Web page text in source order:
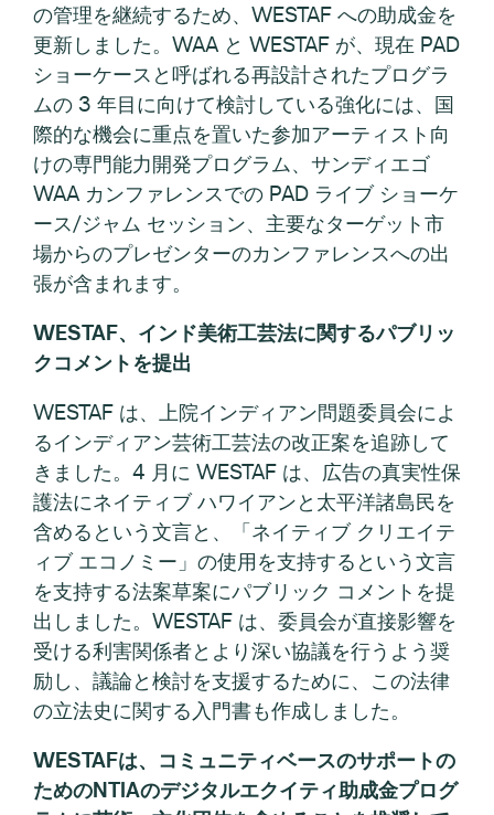
の管理を継続するため、WESTAF への助成金を
更新しました。WAA と WESTAF が、現在 PAD
ショーケースと呼ばれる再設計されたプログラ
ムの 3 年目に向けて検討している強化には、国
際的な機会に重点を置いた参加アーティスト向
けの専門能力開発プログラム、サンディエゴ
WAA カンファレンスでの PAD ライブ ショーケ
ース/ジャム セッション、主要なターゲット市
場からのプレゼンターのカンファレンスへの出
張が含まれます。
WESTAF、インド美術工芸法に関するパブリッ
クコメントを提出
WESTAF は、上院インディアン問題委員会によ
るインディアン芸術工芸法の改正案を追跡して
きました。4 月に WESTAF は、広告の真実性保
護法にネイティブ ハワイアンと太平洋諸島民を
含めるという文言と、「ネイティブ クリエイテ
ィブ エコノミー」の使用を支持するという文言
を支持する法案草案にパブリック コメントを提
出しました。WESTAF は、委員会が直接影響を
受ける利害関係者とより深い協議を行うよう奨
励し、議論と検討を支援するために、この法律
の立法史に関する入門書も作成しました。
WESTAFは、コミュニティベースのサポートの
ためのNTIAのデジタルエクイティ助成金プログ